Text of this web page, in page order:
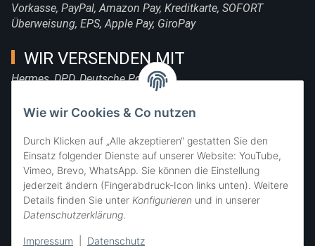
Wie wir Cookies & Co nutzen
Durch Klicken auf „Alle akzeptieren“ gestatten Sie den
Einsatz folgender Dienste auf unserer Website: YouTube,
Vimeo, Brevo, WhatsApp. Sie können die Einstellung
jederzeit ändern (Fingerabdruck-Icon links unten). Weitere
Details finden Sie unter Konfigurieren und in unserer
Datenschutzerklärung.
Impressum Datenschutz
Vorkasse, PayPal, Amazon Pay, Kreditkarte, SOFORT
Überweisung, EPS, Apple Pay, GiroPay
WIR VERSENDEN MIT
Hermes, DPD, Deutsche Post, DHL
FOLGE UNS
SIE ERREICHEN UNS